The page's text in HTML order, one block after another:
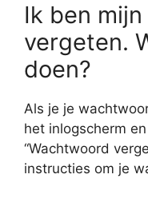
Ik ben
vergeten.
doen?
Als je je
het inlogscherm
“Wachtwoord
instructies om je